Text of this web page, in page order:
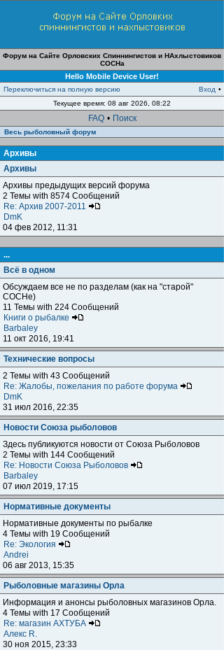
Форум на Сайте Орловских Спиннингистов и НАхлыстовиков
СОСНа
Hello Mobile Device User!
Переключиться на полную версию Вход •
Текущее время: 08 авг 2026, 08:22
FAQ • Поиск
Весь рыболовный форум
Архивы
Архивы
Архивы предыдущих версий форума
2 Темы with 8574 Сообщений
Re: Архив 2007-2011
DmK
04 фев 2012, 11:31
...
Всё в одном
Обсуждаем все не по разделам (как на "старой"
СОСНе)
11 Темы with 224 Сообщений
Книги о рыбалке
Barbaley
11 окт 2016, 19:41
Технические вопросы
2 Темы with 43 Сообщений
Re: Жалобы, пожелания по работе форума
DmK
31 июл 2016, 22:35
Новости Союза рыболовов
Здесь публикуются новости от Союза Рыболовов
2 Темы with 144 Сообщений
Re: Новости Союза Рыболовов
Barbaley
07 июл 2019, 17:15
Нормативные документы
Нормативные документы по рыбалке
4 Темы with 19 Сообщений
Re: Экология
Andrei
06 авг 2013, 15:35
Рыболовные магазины Орла
Информация и анонсы рыболовных магазинов Орла.
4 Темы with 17 Сообщений
Re: магазин АХТУБА
Алекс R.
30 ноя 2015, 23:33